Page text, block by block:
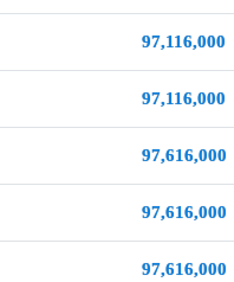
97,116,000
97,116,000
97,616,000
97,616,000
97,616,000